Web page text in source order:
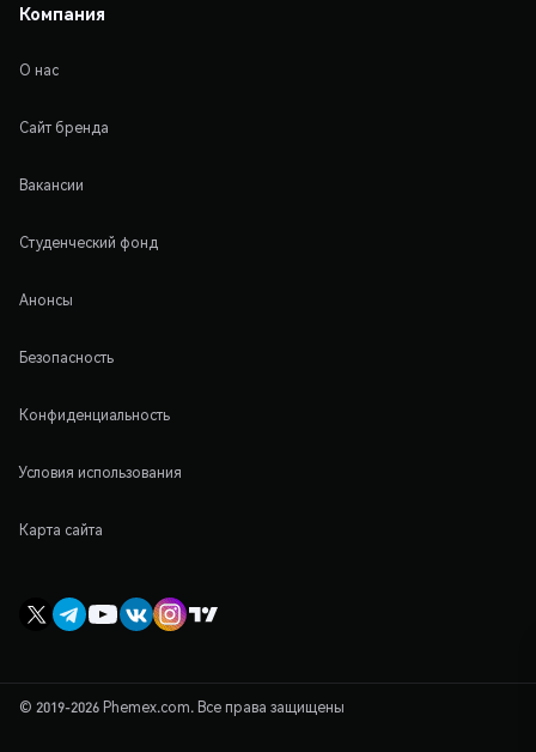
Компания
О нас
Сайт бренда
Вакансии
Студенческий фонд
Анонсы
Безопасность
Конфиденциальность
Условия использования
Карта сайта
© 2019-2026 Phemex.com. Все права защищены